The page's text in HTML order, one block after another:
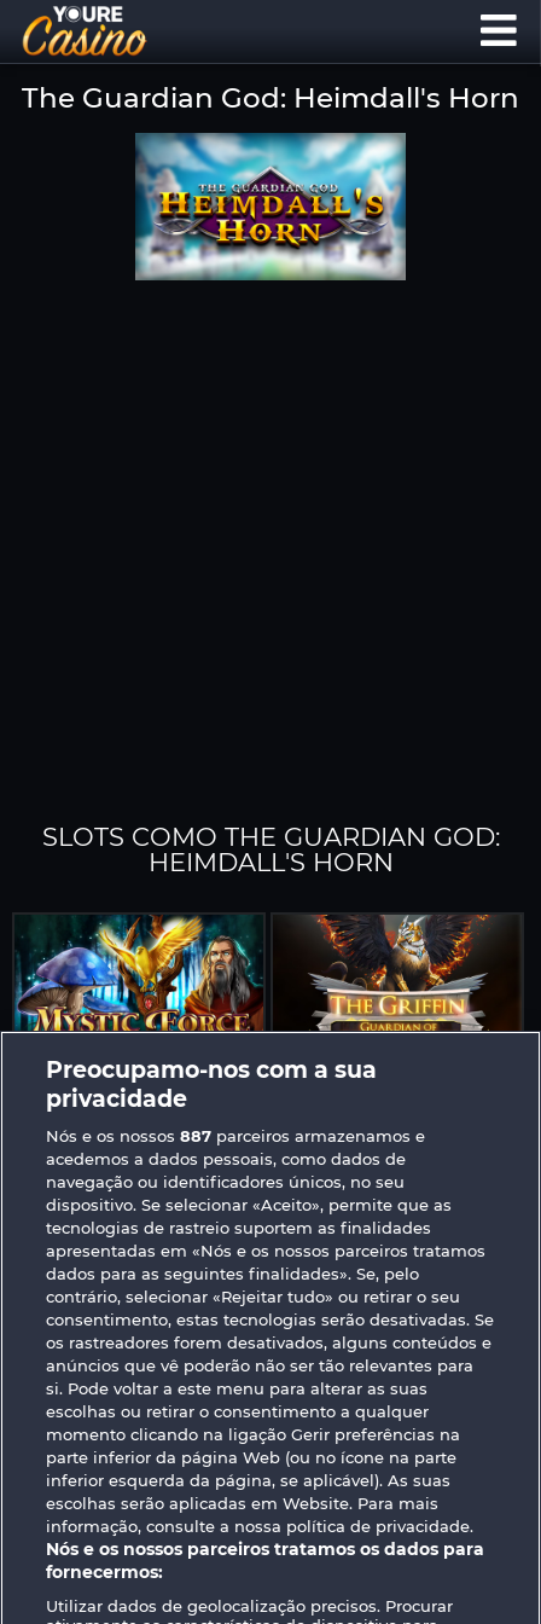
The Guardian God: Heimdall's Horn
SLOTS COMO THE GUARDIAN GOD:
HEIMDALL'S HORN
Mystic Force The Griffin
Valkyries - The Nibelung Legends The Land of Heroes
Termos e Condições
Declaração de Privacidade Marca
Empresa Perguntas frequentes
Preocupamo-nos com a sua
privacidade
Nós e os nossos887 parceiros armazenamos e
acedemos a dados pessoais, como dados de
navegação ou identificadores únicos, no seu
dispositivo. Se selecionar «Aceito», permite que as
tecnologias de rastreio suportem as finalidades
apresentadas em «Nós e os nossos parceiros tratamos
dados para as seguintes finalidades». Se, pelo
contrário, selecionar «Rejeitar tudo» ou retirar o seu
consentimento, estas tecnologias serão desativadas. Se
os rastreadores forem desativados, alguns conteúdos e
anúncios que vê poderão não ser tão relevantes para
si. Pode voltar a este menu para alterar as suas
escolhas ou retirar o consentimento a qualquer
momento clicando na ligação Gerir preferências na
parte inferior da página Web (ou no ícone na parte
inferior esquerda da página, se aplicável). As suas
escolhas serão aplicadas em Website. Para mais
informação, consulte a nossa política de privacidade.
Nós e os nossos parceiros tratamos os dados para
fornecermos:
Utilizar dados de geolocalização precisos. Procurar